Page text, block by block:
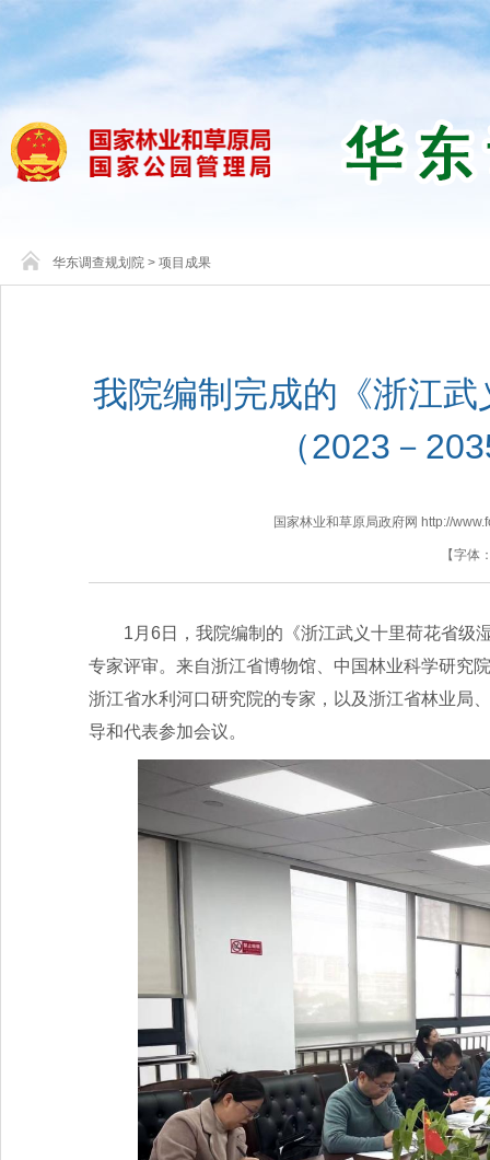
华东调查规划院 > 项目成果
我院编制完成的《浙江
（2023－
国家林业和草原局政府网 http://
【字体
1月6日，我院编制的《浙江武义十里荷花省级
专家评审。来自浙江省博物馆、中国林业科学研究
浙江省水利河口研究院的专家，以及浙江省林业局
导和代表参加会议。